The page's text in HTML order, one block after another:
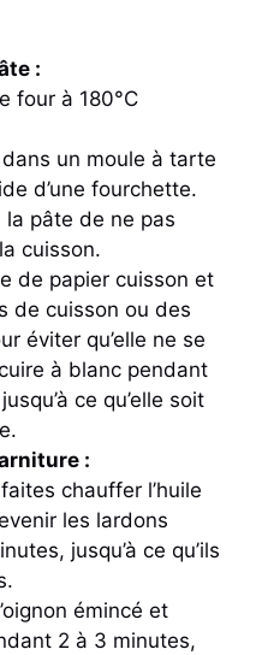
:
four à 180°C
un moule à tarte
d’une fourchette.
la pâte de ne pas
cuisson.
de papier cuisson et
de cuisson ou des
éviter qu’elle ne se
à blanc pendant
ce qu’elle soit
:
chauffer l’huile
les lardons
jusqu’à ce qu’ils
émincé et
2 à 3 minutes,